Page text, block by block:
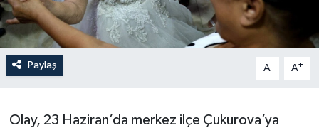
Paylaş A- A+
Olay, 23 Haziran’da merkez ilçe Çukurova’ya